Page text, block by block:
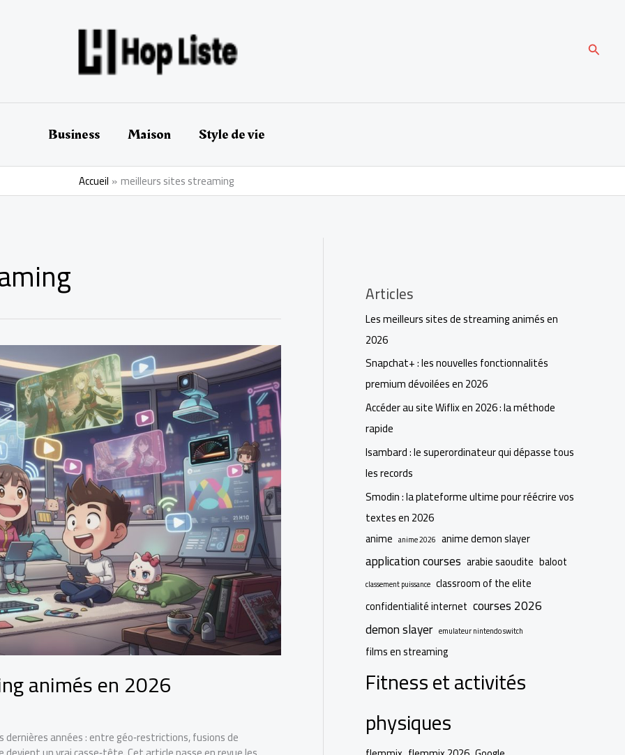
Business Maison Style de vie
Accueil meilleurs sites streaming
animés en 2026
années : entre géo‑restrictions, fusions de
Articles
Les meilleurs sites de streaming animés en
2026
Snapchat+ : les nouvelles fonctionnalités
premium dévoilées en 2026
Accéder au site Wiflix en 2026 : la méthode
rapide
Isambard : le superordinateur qui dépasse tous
les records
Smodin : la plateforme ultime pour réécrire vos
textes en 2026
anime anime 2026 anime demon slayer
application courses arabie saoudite baloot
classement puissance classroom of the elite
confidentialité internet courses 2026
demon slayer emulateur nintendo switch
films en streaming
Fitness et activités
physiques